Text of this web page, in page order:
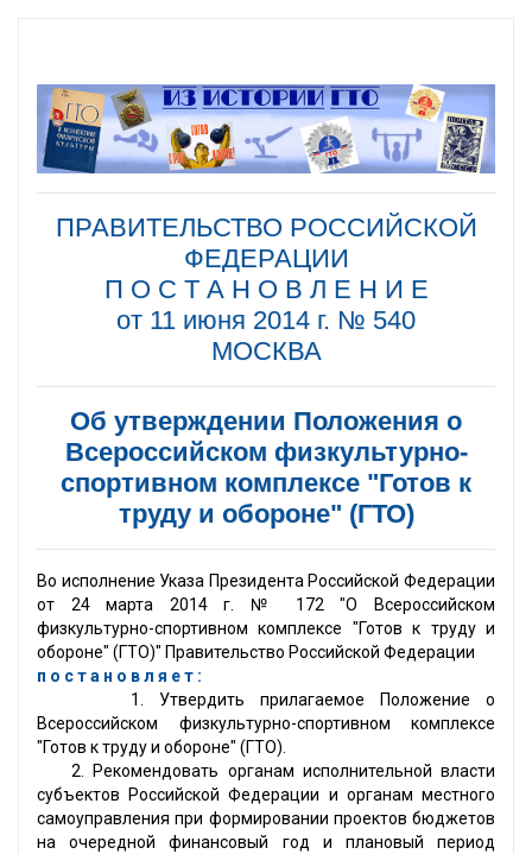
ПРАВИТЕЛЬСТВО РОССИЙСКОЙ
ФЕДЕРАЦИИ
П О С Т А Н О В Л Е Н И Е
от 11 июня 2014 г. № 540
МОСКВА
Об утверждении Положения о
Всероссийском физкультурно-
спортивном комплексе "Готов к
труду и обороне" (ГТО)
Во исполнение Указа Президента Российской Федерации
от 24 марта 2014 г. № 172 "О Всероссийском
физкультурно-спортивном комплексе "Готов к труду и
обороне" (ГТО)" Правительство Российской Федерации
п о с т а н о в л я е т :
1. Утвердить прилагаемое Положение о
Всероссийском физкультурно-спортивном комплексе
"Готов к труду и обороне" (ГТО).
2. Рекомендовать органам исполнительной власти
субъектов Российской Федерации и органам местного
самоуправления при формировании проектов бюджетов
на очередной финансовый год и плановый период